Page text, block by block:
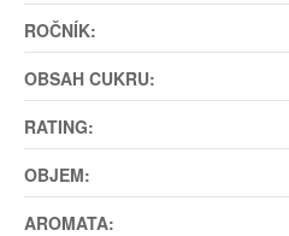
ROČNÍK:
OBSAH CUKRU:
RATING:
OBJEM:
AROMATA: